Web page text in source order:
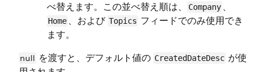
べ替えます。この並べ替え順は、
Company 、
Home 、および Topics フィードでのみ使用でき
ます。
null を渡すと、デフォルト値の CreatedDateDesc が使